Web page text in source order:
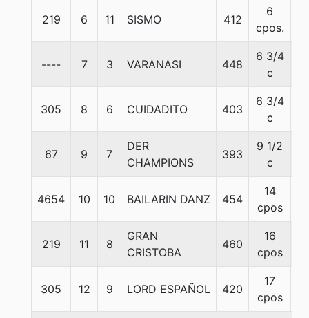
219 6 11 SISMO 412
6
cpos.
---- 7 3 VARANASI 448
6 3/4
c
305 8 6 CUIDADITO 403
6 3/4
c
67 9 7
DER
CHAMPIONS
393
9 1/2
c
4654 10 10 BAILARIN DANZ 454
14
cpos
219 11 8
GRAN
CRISTOBA
460
16
cpos
305 12 9 LORD ESPAÑOL 420
17
cpos